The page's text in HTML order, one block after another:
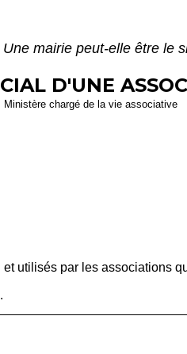
Une mairie peut-elle être le
D'UNE
chargé de la vie associative
utilisés par les associations